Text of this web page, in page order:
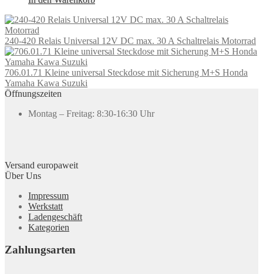
240-420 Relais Universal 12V DC max. 30 A Schaltrelais Motorrad
706.01.71 Kleine universal Steckdose mit Sicherung M+S Honda
Yamaha Kawa Suzuki
Öffnungszeiten
Montag – Freitag: 8:30-16:30 Uhr
Versand europaweit
Über Uns
Impressum
Werkstatt
Ladengeschäft
Kategorien
Zahlungsarten